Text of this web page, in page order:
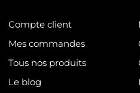
Compte client
Mes commandes
Tous nos produits
Le blog